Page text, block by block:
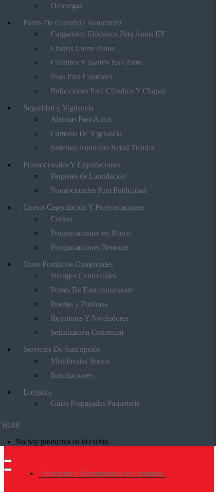
Descargas
Partes De Cerradura Automotriz
Cargadores Eléctricos Para Autos EV
Chapas Cierre Autos
Cilindros Y Switch Para Auto
Pilas Para Controles
Refacciones Para Cilindros Y Chapas
Seguridad y Vigilancia
Alarmas Para Autos
Cámaras De Vigilancia
Sistemas Antirrobo Retail Tiendas
Promocionales Y Liquidaciones
Paquetes de Liquidación
Promocionales Para Publicidad
Cursos Capacitación Y Programaciones
Cursos
Programaciones en Banco
Programaciones Remotas
Otros Productos Comerciales
Herrajes Comerciales
Postes De Estacionamiento
Puertas y Portónes
Regatones Y Niveladores
Señalización Comercial
Servicios De Suscripción
Membresías Socios
Suscripciones
Logística
Guías Prepagadas Paquetería
$0.00
No hay productos en el carrito.
Productos y Herramientas de Cerrajeria